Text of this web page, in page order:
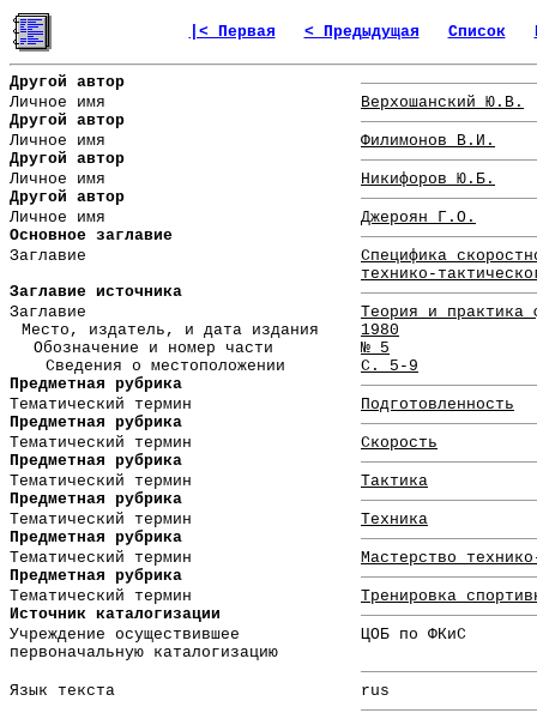
|< Первая < Предыдущая Список
Другой автор
Личное имя
Верхошанский Ю.В.
Другой автор
Личное имя
Филимонов В.И.
Другой автор
Личное имя
Никифоров Ю.Б.
Другой автор
Личное имя
Джероян Г.О.
Основное заглавие
Заглавие
Специфика
технико-
Заглавие источника
Заглавие
Теория и практика
Место, издатель, и дата издания
1980
Обозначение и номер части
№ 5
Сведения о местоположении
С. 5-9
Предметная рубрика
Тематический термин
Подготовленность
Предметная рубрика
Тематический термин
Скорость
Предметная рубрика
Тематический термин
Тактика
Предметная рубрика
Тематический термин
Техника
Предметная рубрика
Тематический термин
Мастерство
Предметная рубрика
Тематический термин
Тренировка
Источник каталогизации
Учреждение осуществившее
первоначальную каталогизацию
ЦОБ по ФКиС
Язык текста rus